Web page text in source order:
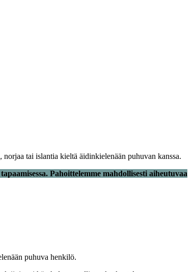
tai islantia kieltä äidinkielenään puhuvan kanssa.
Pahoittelemme mahdollisesti aiheutuvaa
puhuva henkilö.